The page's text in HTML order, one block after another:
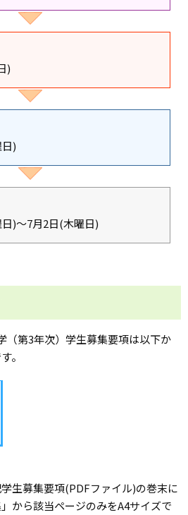
)
)
)～7月2日(木曜日)
（第3年次）学生募集要項は以下か
。
生募集要項(PDFファイル)の巻末に
から該当ページのみをA4サイズで